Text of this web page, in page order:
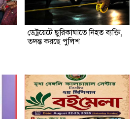
ডেট্রয়েটে ছুরিকাঘাতে নিহত ব্যক্তি,
তদন্ত করছে পুলিশ